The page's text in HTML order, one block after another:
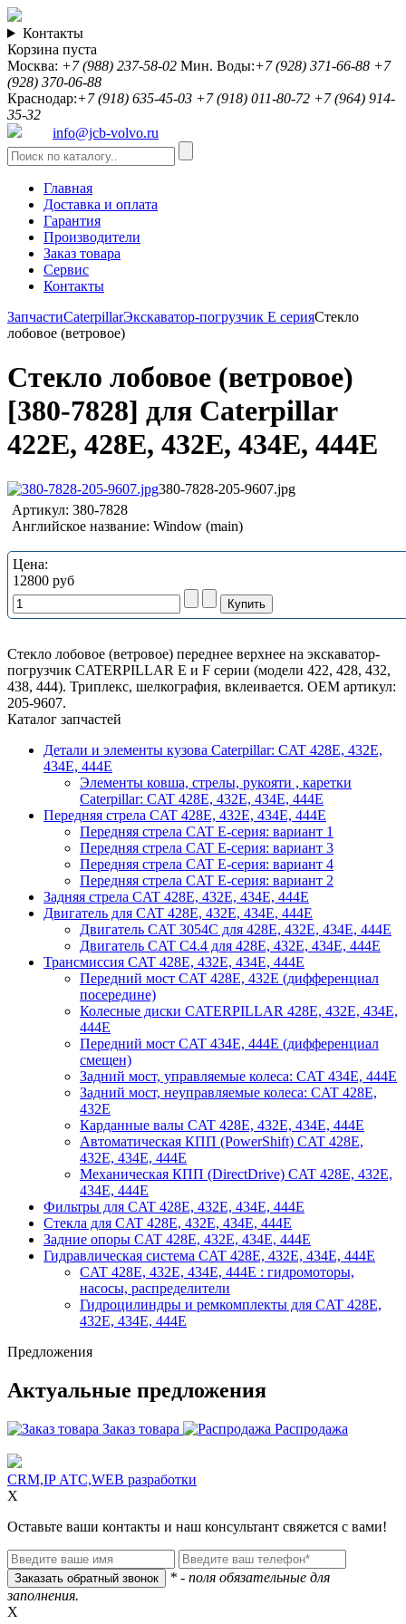
Контакты
Корзина пуста
Москва: +7 (988) 237-58-02 Мин. Воды:+7 (928) 371-66-88 +7
(928) 370-06-88
Краснодар:+7 (918) 635-45-03 +7 (918) 011-80-72 +7 (964) 914-
35-32
info@jcb-volvo.ru
Главная
Доставка и оплата
Гарантия
Производители
Заказ товара
Сервис
Контакты
ЗапчастиCaterpillarЭкскаватор-погрузчик E серияСтекло
лобовое (ветровое)
Стекло лобовое (ветровое)
[380-7828] для Caterpillar
422E, 428E, 432E, 434E, 444E
380-7828-205-9607.jpg
Артикул: 380-7828
Английское название: Window (main)
Цена:
12800 руб
Стекло лобовое (ветровое) переднее верхнее на экскаватор-
погрузчик CATERPILLAR E и F серии (модели 422, 428, 432,
438, 444). Триплекс, шелкография, вклеивается. ОЕМ артикул:
205-9607.
Каталог запчастей
Детали и элементы кузова Caterpillar: CAT 428E, 432E,
434E, 444E
Элементы ковша, стрелы, рукояти , каретки
Caterpillar: CAT 428E, 432E, 434E, 444E
Передняя стрела CAT 428E, 432E, 434E, 444E
Передняя стрела CAT E-серия: вариант 1
Передняя стрела CAT E-серия: вариант 3
Передняя стрела CAT E-серия: вариант 4
Передняя стрела CAT E-серия: вариант 2
Задняя стрела CAT 428E, 432E, 434E, 444E
Двигатель для CAT 428E, 432E, 434E, 444E
Двигатель CAT 3054C для 428E, 432E, 434E, 444E
Двигатель CAT C4.4 для 428E, 432E, 434E, 444E
Трансмиссия CAT 428E, 432E, 434E, 444E
Передний мост CAT 428E, 432E (дифференциал
посередине)
Колесные диски CATERPILLAR 428E, 432E, 434E,
444E
Передний мост CAT 434E, 444E (дифференциал
смещен)
Задний мост, управляемые колеса: CAT 434E, 444E
Задний мост, неуправляемые колеса: CAT 428E,
432E
Карданные валы CAT 428E, 432E, 434E, 444E
Автоматическая КПП (PowerShift) CAT 428E,
432E, 434E, 444E
Механическая КПП (DirectDrive) CAT 428E, 432E,
434E, 444E
Фильтры для CAT 428E, 432E, 434E, 444E
Стекла для CAT 428E, 432E, 434E, 444E
Задние опоры CAT 428E, 432E, 434E, 444E
Гидравлическая система CAT 428E, 432E, 434E, 444E
CAT 428E, 432E, 434E, 444E : гидромоторы,
насосы, распределители
Гидроцилиндры и ремкомплекты для CAT 428E,
432E, 434E, 444E
Предложения
Актуальные предложения
Заказ товара Распродажа
CRM,IP АТС,WEB разработки
X
Оставьте ваши контакты и наш консультант свяжется с вами!
* - поля обязательные для
заполнения.
X